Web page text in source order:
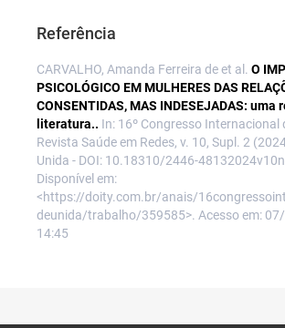
Referência
CARVALHO, Amanda Ferreira de et al. O
PSICOLÓGICO EM MULHERES DAS
CONSENTIDAS, MAS INDESEJADAS: uma
literatura.. In: 16º Congresso Internacional
Revista Saúde em Redes, v. 10, Supl. 2
Unida - DOI: 10.18310/2446-
Disponível em:
<https://doity.com.br/anais/
deunida/trabalho/359585>. Acesso em:
14:45